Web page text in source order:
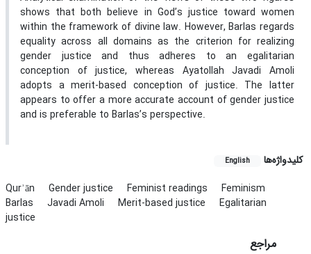
shows that both believe in God’s justice toward women
within the framework of divine law. However, Barlas regards
equality across all domains as the criterion for realizing
gender justice and thus adheres to an egalitarian
conception of justice, whereas Ayatollah Javadi Amoli
adopts a merit-based conception of justice. The latter
appears to offer a more accurate account of gender justice
and is preferable to Barlas’s perspective.
کلیدواژه‌ها English
Qurʾān Gender justice Feminist readings
Feminism
Barlas
Javadi Amoli Merit-based justice
Egalitarian
justice
مراجع